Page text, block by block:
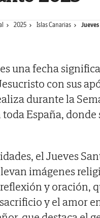
2025 Islas Canarias
es una fecha
con sus
durante la
España,
el Jueves
imágenes
y oración,
y el amor